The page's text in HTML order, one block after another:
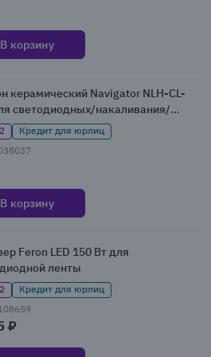
В корзину
керамический Navigator NLH-CL-
светодиодных/накаливания/
ламп
Кредит для юрлиц
В корзину
Feron LED 150 Вт для
ленты
Кредит для юрлиц
₽